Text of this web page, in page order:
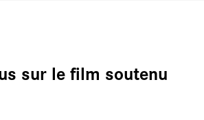
sur le film soutenu